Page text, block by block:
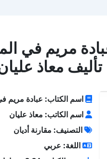
مريم في
اسم الكتاب: عبادة مريم
اسم الكاتب: معاذ عليان
التصنيف: مقارنة أديان
اللغة: عربي